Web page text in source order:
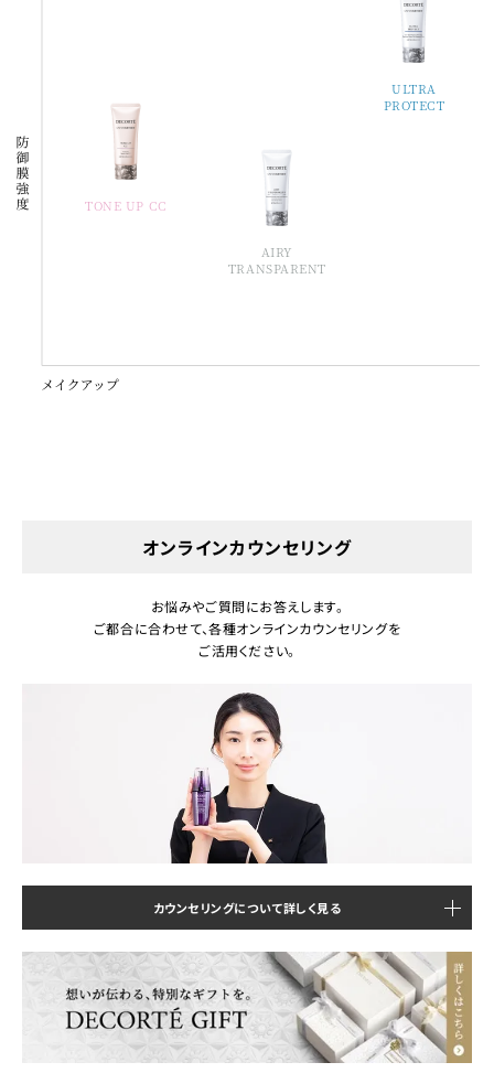
AIRY
TRANSPARENT
ULTRA
PROTECT
TONE UP CC
オンラインカウンセリング
お悩みやご質問にお答えします。
ご都合に合わせて、各種オンラインカウンセリングを
ご活用ください。
カウンセリングについて詳しく見る